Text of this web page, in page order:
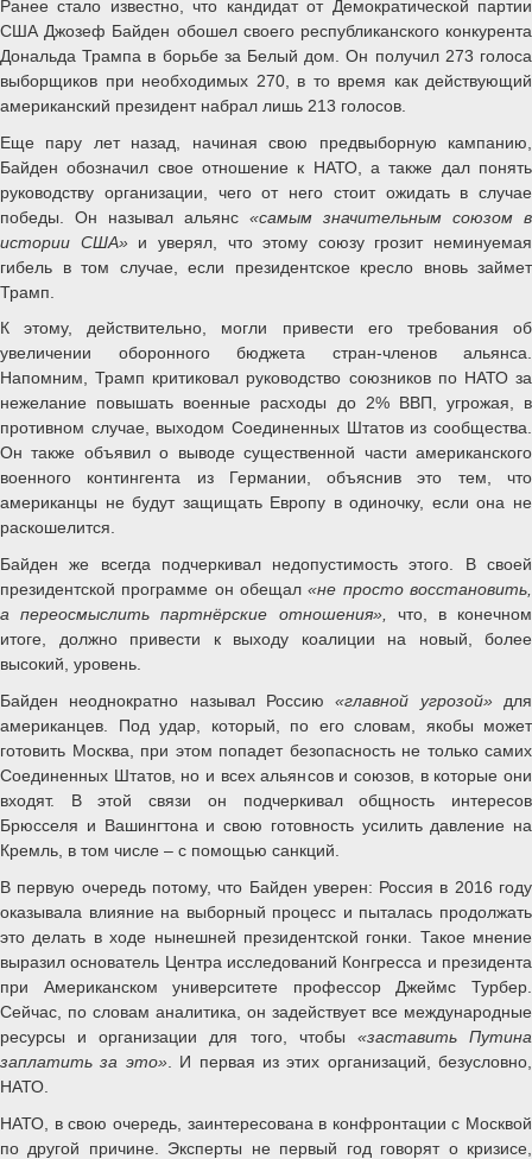
Ранее стало известно, что кандидат от Демократической партии
США Джозеф Байден обошел своего республиканского конкурента
Дональда Трампа в борьбе за Белый дом. Он получил 273 голоса
выборщиков при необходимых 270, в то время как действующий
американский президент набрал лишь 213 голосов.
Еще пару лет назад, начиная свою предвыборную кампанию,
Байден обозначил свое отношение к НАТО, а также дал понять
руководству организации, чего от него стоит ожидать в случае
победы. Он называл альянс «самым значительным союзом в
истории США»и уверял, что этому союзу грозит неминуемая
гибель в том случае, если президентское кресло вновь займет
Трамп.
К этому, действительно, могли привести его требования об
увеличении оборонного бюджета стран-членов альянса.
Напомним, Трамп критиковал руководство союзников по НАТО за
нежелание повышать военные расходы до 2% ВВП, угрожая, в
противном случае, выходом Соединенных Штатов из сообщества.
Он также объявил о выводе существенной части американского
военного контингента из Германии, объяснив это тем, что
американцы не будут защищать Европу в одиночку, если она не
раскошелится.
Байден же всегда подчеркивал недопустимость этого. В своей
президентской программе он обещал«не просто восстановить,
а переосмыслить партнёрские отношения»,
что, в конечном
итоге, должно привести к выходу коалиции на новый, более
высокий, уровень.
Байден неоднократно называл Россию«главной угрозой»для
американцев. Под удар, который, по его словам, якобы может
готовить Москва, при этом попадет безопасность не только самих
Соединенных Штатов, но и всех альянсов и союзов, в которые они
входят. В этой связи он подчеркивал общность интересов
Брюсселя и Вашингтона и свою готовность усилить давление на
Кремль, в том числе – с помощью санкций.
В первую очередь потому, что Байден уверен: Россия в 2016 году
оказывала влияние на выборный процесс и пыталась продолжать
это делать в ходе нынешней президентской гонки. Такое мнение
выразил основатель Центра исследований Конгресса и президента
при Американском университете профессор Джеймс Турбер.
Сейчас, по словам аналитика, он задействует все международные
ресурсы и организации для того, чтобы «заставить Путина
заплатить за это». И первая из этих организаций, безусловно,
НАТО.
НАТО, в свою очередь, заинтересована в конфронтации с Москвой
по другой причине. Эксперты не первый год говорят о кризисе,